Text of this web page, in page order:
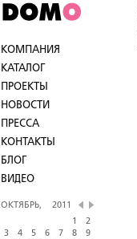
КОМПАНИЯ
КАТАЛОГ
ПРОЕКТЫ
НОВОСТИ
ПРЕССА
КОНТАКТЫ
БЛОГ
ВИДЕО
ОКТЯБРЬ,
2011
1
2
3
4 5 6 7 8
9